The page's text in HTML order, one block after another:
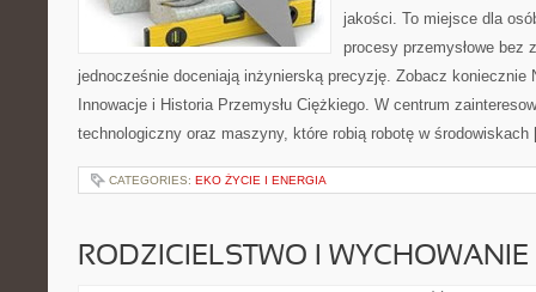
jakości. To miejsce dla
procesy przemysłowe bez
jednocześnie doceniają inżynierską precyzję. Zobacz koniecznie
Innowacje i Historia Przemysłu Ciężkiego. W centrum
technologiczny oraz maszyny, które robią robotę w
CATEGORIES: EKO ŻYCIE I ENERGIA
RODZICIELSTWO I WYCHOWANIE